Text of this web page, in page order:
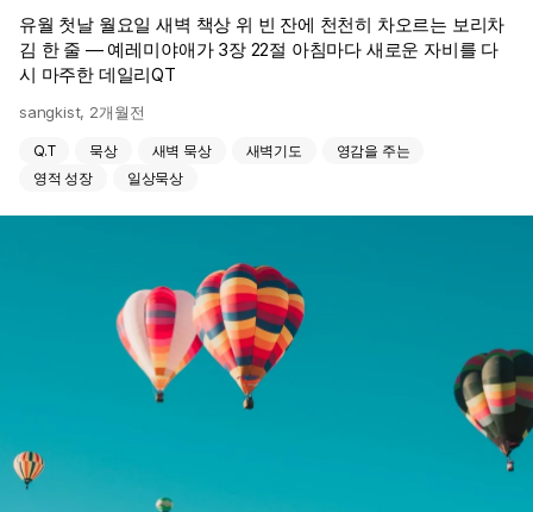
유월 첫날 월요일 새벽 책상 위 빈 잔에 천천히 차오르는 보리차
김 한 줄 — 예레미야애가 3장 22절 아침마다 새로운 자비를 다
시 마주한 데일리QT
sangkist, 2개월전
Q.T 묵상 새벽 묵상 새벽기도
영감을 주는
영적 성장
일상묵상